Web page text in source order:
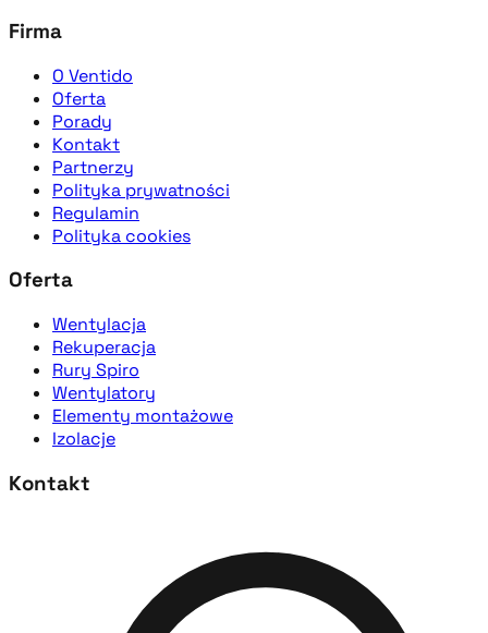
Firma
O Ventido
Oferta
Porady
Kontakt
Partnerzy
Polityka prywatności
Regulamin
Polityka cookies
Oferta
Wentylacja
Rekuperacja
Rury Spiro
Wentylatory
Elementy montażowe
Izolacje
Kontakt